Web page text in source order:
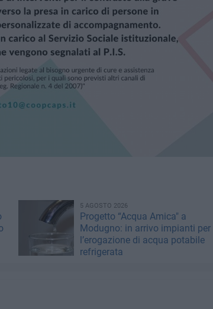
5 AGOSTO 2026
Progetto “Acqua Amica" a
Modugno: in arrivo impianti per
l’erogazione di acqua potabile
refrigerata